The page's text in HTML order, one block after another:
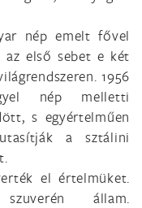
nép emelt fővel
az első sebet e két
1956
nép melletti
s egyértelműen
a sztálini
el értelmüket.
állam.